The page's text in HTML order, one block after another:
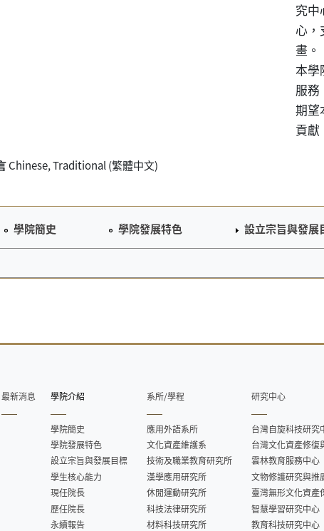
究中
心
畫。
本學
服務
期望
貢獻
Chinese, Traditional (繁體中文)
學院簡史 學院發展特色 設立宗旨與發展
最新消息 學院介紹
學院簡史
學院發展特色
設立宗旨與發展目標
學生核心能力
現任院長
歷任院長
永續報告
系所/學程
應用外語系所
文化資產維護系
技術及職業教育研究所
漢學應用研究所
休閒運動研究所
科技法律研究所
材料科技研究所
研究中心
台灣自旋科技研究
台灣文化資產修復
雲林教育服務中心
文物修護研究與推
臺灣無形文化資產
智慧學習研究中心
教育科技研究中心